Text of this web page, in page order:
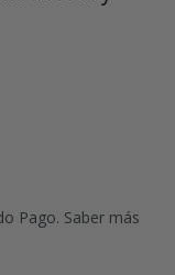
Pago. Saber más